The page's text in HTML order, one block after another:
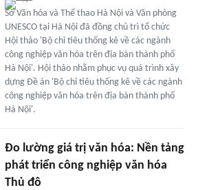
Sở Văn hóa và Thể thao Hà Nội và Văn phòng
UNESCO tại Hà Nội đã đồng chủ trì tổ chức
Hội thảo 'Bộ chỉ tiêu thống kê về các ngành
công nghiệp văn hóa trên địa bàn thành phố
Hà Nội'. Hội thảo nhằm phục vụ quá trình xây
dựng Đề án 'Bộ chỉ tiêu thống kê về các ngành
công nghiệp văn hóa trên địa bàn thành phố
Hà Nội'.
Đo lường giá trị văn hóa: Nền tảng
phát triển công nghiệp văn hóa
Thủ đô